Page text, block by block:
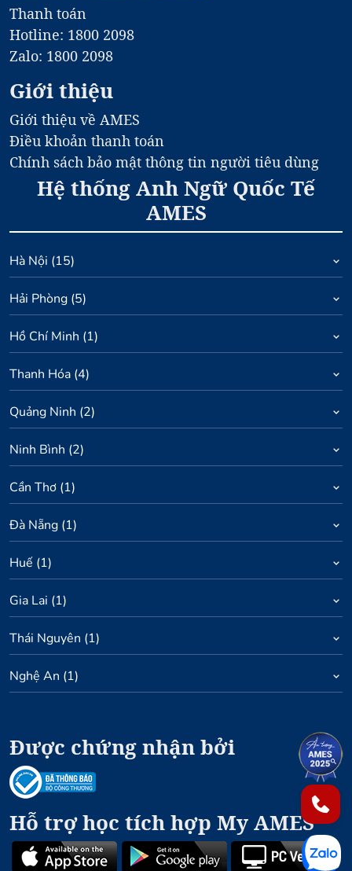
Thanh toán
Hotline: 1800 2098
Zalo: 1800 2098
Giới thiệu
Giới thiệu về AMES
Điều khoản thanh toán
Chính sách bảo mật thông tin người tiêu dùng
Hệ thống Anh Ngữ Quốc Tế
AMES
Hà Nội (15)
Hải Phòng (5)
Hồ Chí Minh (1)
Thanh Hóa (4)
Quảng Ninh (2)
Ninh Bình (2)
Cần Thơ (1)
Đà Nẵng (1)
Huế (1)
Gia Lai (1)
Thái Nguyên (1)
Nghệ An (1)
Được chứng nhận bởi
Hỗ trợ học tích hợp My AMES